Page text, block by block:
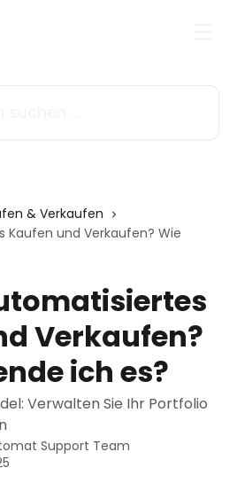
& Verkaufen
und Verkaufen? Wie
Verkaufen?
ich es?
Verwalten Sie Ihr Portfolio
Support Team